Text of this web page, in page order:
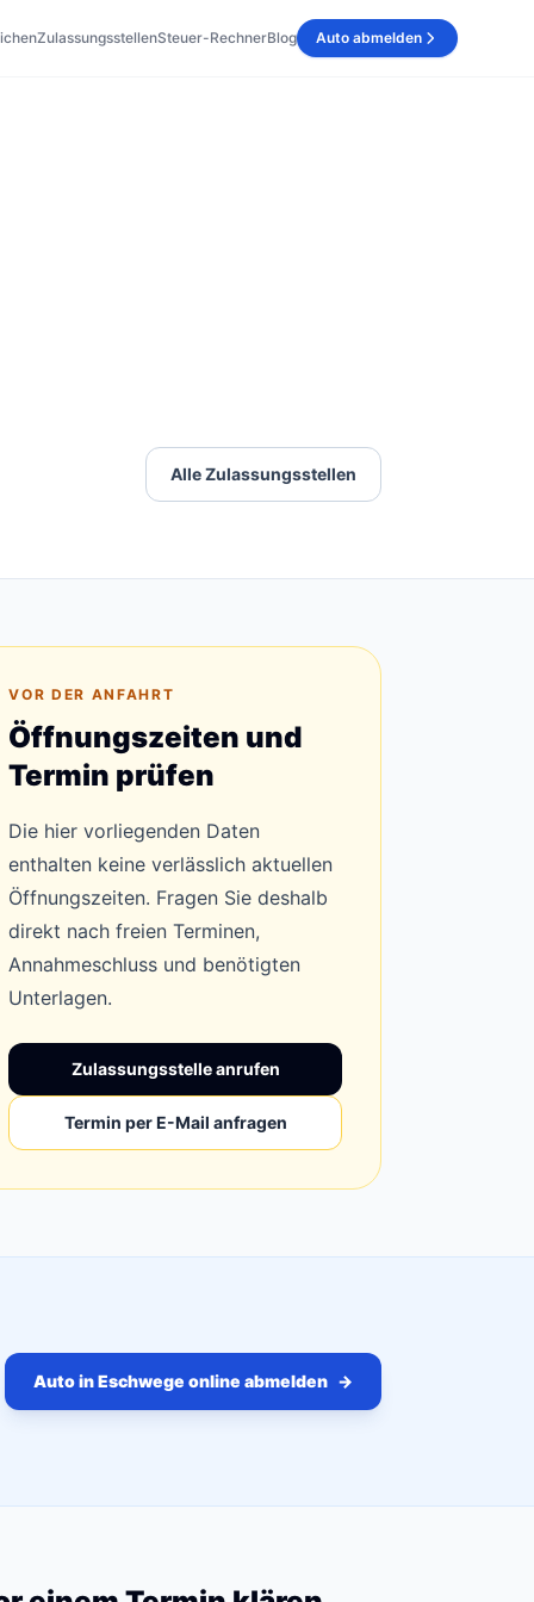
ZulassungsstellenSteuer-RechnerBlog Auto abmelden
Alle Zulassungsstellen
VOR DER ANFAHRT
Öffnungszeiten und
Termin prüfen
Die hier vorliegenden Daten
enthalten keine verlässlich aktuellen
Öffnungszeiten. Fragen Sie deshalb
direkt nach freien Terminen,
Annahmeschluss und benötigten
Unterlagen.
Zulassungsstelle anrufen
Termin per E-Mail anfragen
Auto in Eschwege online abmelden →